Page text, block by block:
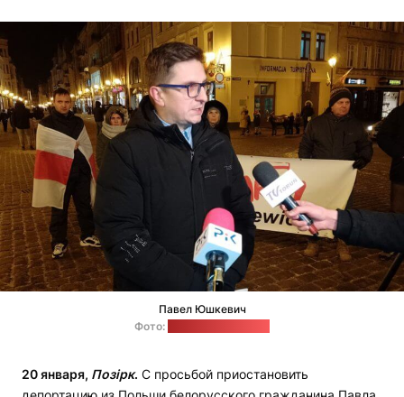
Павел Юшкевич
Фото:
20 января, Позірк. С просьбой приостановить